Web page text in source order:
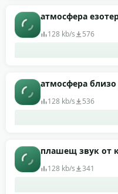
атмосфера
128 kb/s 576
атмосфера
128 kb/s 536
плашещ звук от
128 kb/s 341